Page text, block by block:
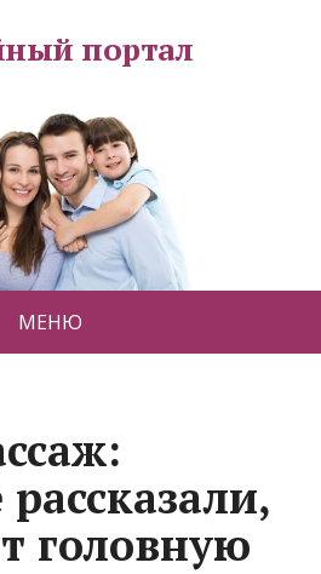
портал
МЕНЮ
головную